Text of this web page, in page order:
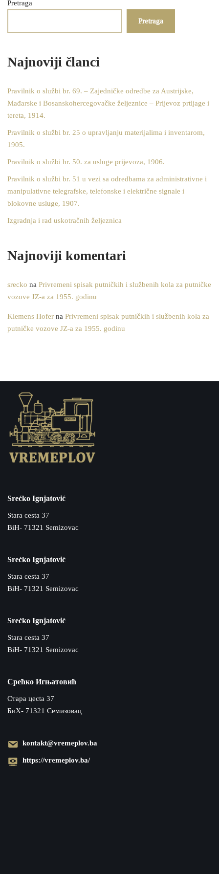
Pretraga
Pretraga
Najnoviji članci
Pravilnik o službi br. 69. – Zajedničke odredbe za Austrijske,
Mađarske i Bosanskohercegovačke željeznice – Prijevoz prtljage i
tereta, 1914.
Pravilnik o službi br. 25 o upravljanju materijalima i inventarom,
1905.
Pravilnik o službi br. 50. za usluge prijevoza, 1906.
Pravilnik o službi br. 51 u vezi sa odredbama za administrativne i
manipulativne telegrafske, telefonske i električne signale i
blokovne usluge, 1907.
Izgradnja i rad uskotračnih željeznica
Najnoviji komentari
srecko na Privremeni spisak putničkih i službenih kola za putničke
vozove JZ-a za 1955. godinu
Klemens Hofer na Privremeni spisak putničkih i službenih kola za
putničke vozove JZ-a za 1955. godinu
Srećko Ignjatović
Stara cesta 37
BiH- 71321 Semizovac
Srećko Ignjatović
Stara cesta 37
BiH- 71321 Semizovac
Srećko Ignjatović
Stara cesta 37
BiH- 71321 Semizovac
Срећко Игњатовић
Cтара цecta 37
БиХ- 71321 Семизовац
kontakt@vremeplov.ba
https://vremeplov.ba/